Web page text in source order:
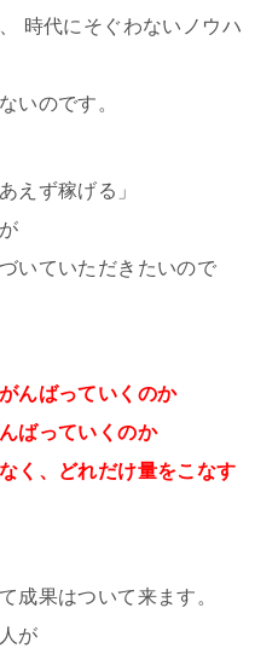
時代にそぐわないノウハ
いのです。
えず稼げる」
いていただきたいので
んばっていくのか
ばっていくのか
く、どれだけ量をこなす
成果はついて来ます。
が